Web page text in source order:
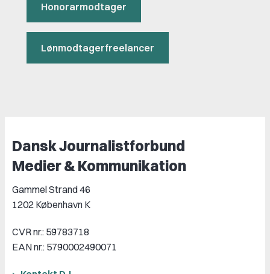
Honorarmodtager
Lønmodtagerfreelancer
Dansk Journalistforbund
Medier & Kommunikation
Gammel Strand 46
1202 København K
CVR nr.: 59783718
EAN nr.: 5790002490071